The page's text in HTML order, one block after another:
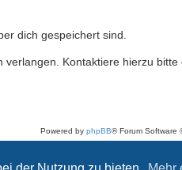
dich gespeichert sind.
Kontaktiere hierzu bitte
Powered by phpBB® Forum Software